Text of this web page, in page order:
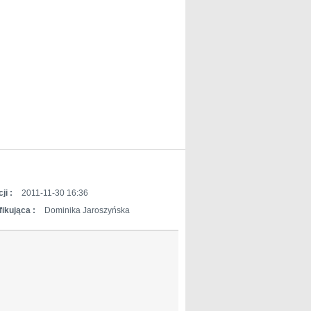
:
2011-11-30 16:36
:
Dominika Jaroszyńska